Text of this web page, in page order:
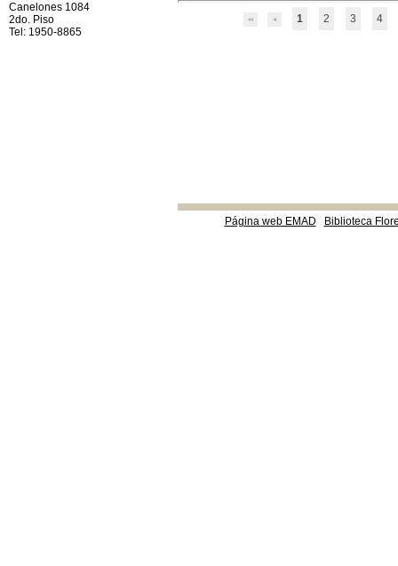
1 2 3 4
Página web EMAD Biblioteca
Canelones 1084
2do. Piso
Tel: 1950-8865